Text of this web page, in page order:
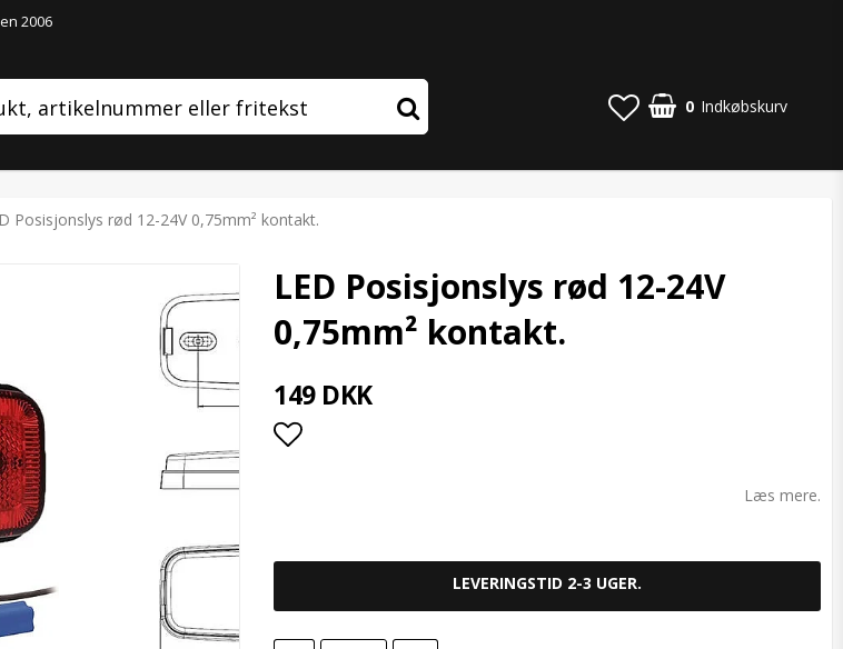
2006
0 Indkøbskurv
Posisjonslys rød 12-24V 0,75mm² kontakt.
LED Posisjonslys rød 12-24V
0,75mm² kontakt.
149 DKK
Læs mere.
LEVERINGSTID 2-3 UGER.